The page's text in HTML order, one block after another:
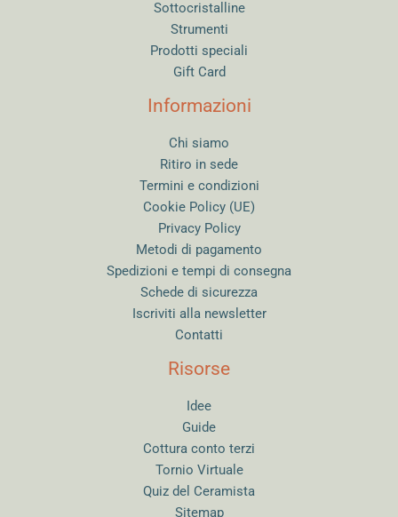
Sottocristalline
Strumenti
Prodotti speciali
Gift Card
Informazioni
Chi siamo
Ritiro in sede
Termini e condizioni
Cookie Policy (UE)
Privacy Policy
Metodi di pagamento
Spedizioni e tempi di consegna
Schede di sicurezza
Iscriviti alla newsletter
Contatti
Risorse
Idee
Guide
Cottura conto terzi
Tornio Virtuale
Quiz del Ceramista
Sitemap